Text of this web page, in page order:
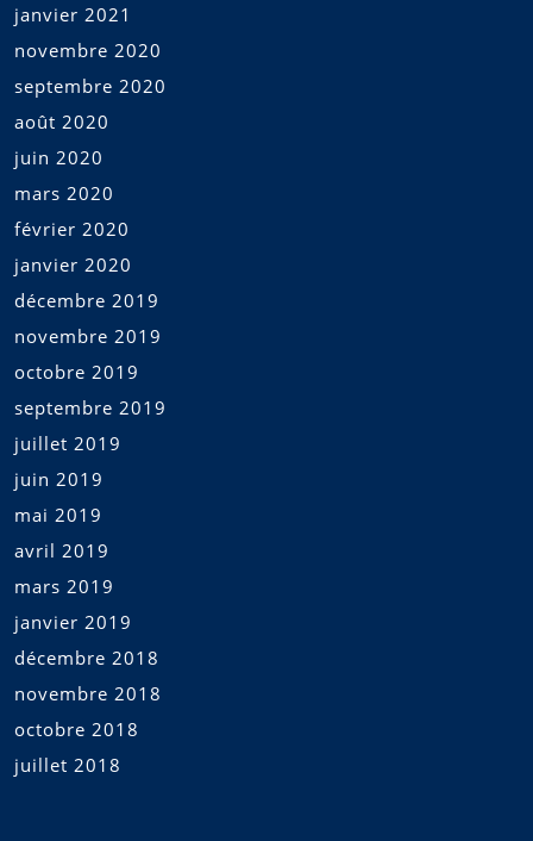
janvier 2021
novembre 2020
septembre 2020
août 2020
juin 2020
mars 2020
février 2020
janvier 2020
décembre 2019
novembre 2019
octobre 2019
septembre 2019
juillet 2019
juin 2019
mai 2019
avril 2019
mars 2019
janvier 2019
décembre 2018
novembre 2018
octobre 2018
juillet 2018